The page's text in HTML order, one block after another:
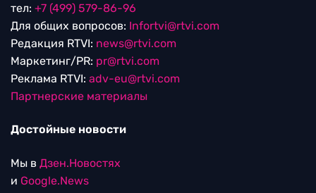
тел: +7 (499) 579-86-96
Для общих вопросов: Infortvi@rtvi.com
Редакция RTVI: news@rtvi.com
Маркетинг/PR: pr@rtvi.com
Реклама RTVI: adv-eu@rtvi.com
Партнерские материалы
Достойные новости
Мы в Дзен.Новостях
и Google.News